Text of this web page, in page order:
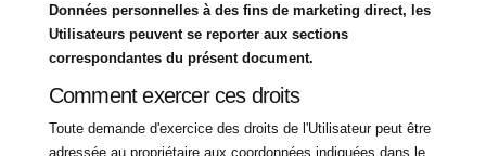
Données personnelles à des fins de marketing direct, les
Utilisateurs peuvent se reporter aux sections
correspondantes du présent document.
Comment exercer ces droits
Toute demande d'exercice des droits de l'Utilisateur peut être
adressée au propriétaire aux coordonnées indiquées dans le